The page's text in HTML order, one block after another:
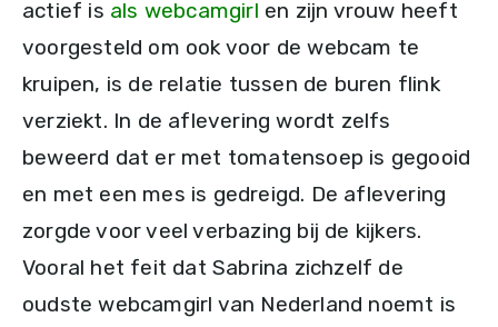
actief is als webcamgirl en zijn vrouw heeft
voorgesteld om ook voor de webcam te
kruipen, is de relatie tussen de buren flink
verziekt. In de aflevering wordt zelfs
beweerd dat er met tomatensoep is gegooid
en met een mes is gedreigd. De aflevering
zorgde voor veel verbazing bij de kijkers.
Vooral het feit dat Sabrina zichzelf de
oudste webcamgirl van Nederland noemt is